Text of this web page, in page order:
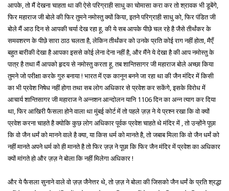
आपके, तो मैं देखना चाहता था की ऐसे परिग्राही साधु का चोमासा करा कर तो श्रावक भी डूबेंगे,
फिर महाराज जी बोले की फिर तुमने नमोस्तु क्यों किया, इतने परिग्राही साधु को, फिर पंडित जी
बोले मैं आठ दिन से आपकी चर्या देख रहा हू, की ये सब आपके पीछे चल रहे है जैसे तीर्थंकर के
समवशरण के पीछे सारा ठाठ चलता है, लेकिन तीर्थंकर को उनके प्रति कोई राग नहीं होता, मैएँ
बहुत बारीकी देखा है आपका इससे कोई लेना देना नहीं है, और मैंने ये देखा है की आप नमोस्तु के
पात्र है तथा मैं आपको हृदय से नमोस्तु करता हू, तब शान्तिसागर जी महाराज बोले अच्छा किया
तुमने जो परीक्षा करके गुरु बनाया ! भारत में एक कानून बनने जा रहा था की जैन मंदिर में किसी
का भी प्रवेश निषेध नहीं होगा तथा सब लोग अधिकार से प्रवेश कर सकेंगे, इसके विरोध में
आचार्य शान्तिसागर जी महाराज ने अन्नशन आन्दोलन यानि 1106 दिन का अन्न त्याग कर दिया
था, फिर आखिरी फैसला होने वाला था मुंबई कोर्ट में तो पहले ज़ज़ ने ये प्रश्न रखा कि वो क्यों
प्रवेश करना चाहते है क्योकि कुछ लोग अधिकार पूर्वक प्रवेश चाहते थे मंदिर में , तो उन्होंने पूछा
कि वो जैन धर्मं को मानने वाले है क्या, या किस धर्म को मानते है, तो जबाब मिला कि वो जैन धर्मं को
नहीं मानते अपने धर्म को ही मानते है तो फिर ज़ज़ ने पूछा कि फिर जैन मंदिर में प्रवेश का अधिकार
क्यों मांगते हो और ज़ज़ ने बोला कि नहीं मिलेगा अधिकार !
और ये फैसला सुनाने वाले वो ज़ज़ जैनेत्तर थे, तो ज़ज़ ने बोला की जिसको जैन धर्मं के प्रति श्रद्धा